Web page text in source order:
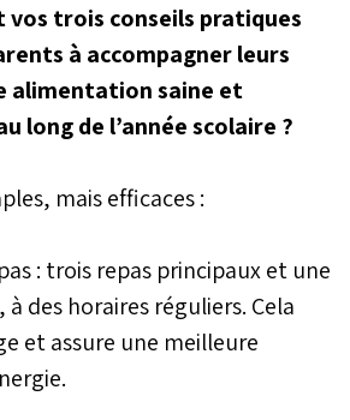
vos trois conseils pratiques
à accompagner leurs
alimentation saine et
long de l’année scolaire ?
mais efficaces :
: trois repas principaux et une
des horaires réguliers. Cela
et assure une meilleure